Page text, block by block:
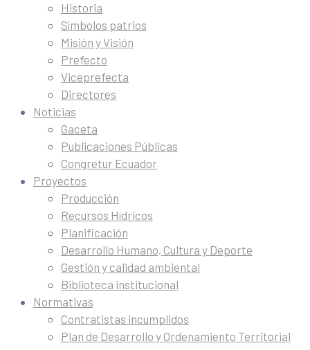
Historia
Símbolos patrios
Misión y Visión
Prefecto
Viceprefecta
Directores
Noticias
Gaceta
Publicaciones Públicas
Congretur Ecuador
Proyectos
Producción
Recursos Hídricos
Planificación
Desarrollo Humano, Cultura y Deporte
Gestión y calidad ambiental
Biblioteca institucional
Normativas
Contratistas incumplidos
Plan de Desarrollo y Ordenamiento Territorial